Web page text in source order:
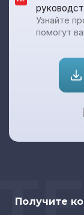
Узнайте
помогут
Получите